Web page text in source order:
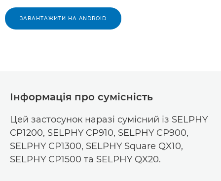
ЗАВАНТАЖИТИ НА ANDROID
Інформація про сумісність
Цей застосунок наразі сумісний із SELPHY
CP1200, SELPHY CP910, SELPHY CP900,
SELPHY CP1300, SELPHY Square QX10,
SELPHY CP1500 та SELPHY QX20.